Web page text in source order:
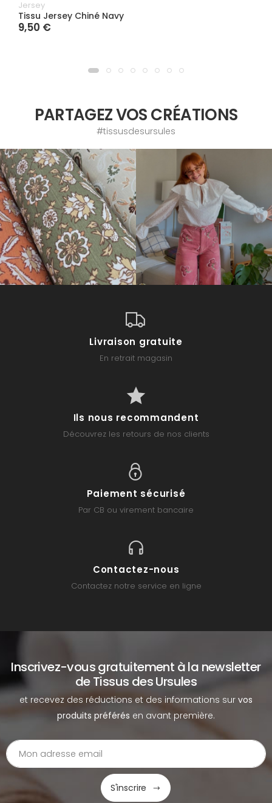
Jersey
Tissu Jersey Chiné Navy
9,50 €
PARTAGEZ VOS CRÉATIONS
#tissusdesursules
Livraison gratuite
En retrait magasin
Ils nous recommandent
Découvrez les retours de nos clients
Paiement sécurisé
Par CB ou virement bancaire
Contactez-nous
Contactez notre service en ligne
Inscrivez-vous gratuitement à la newsletter
de Tissus des Ursules
et recevez des réductions et des informations sur vos
produits préférés en avant première.
S'inscrire